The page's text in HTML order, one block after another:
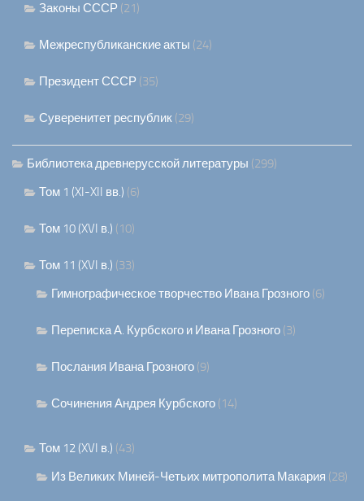
Законы СССР (21)
Межреспубликанские акты (24)
Президент СССР (35)
Суверенитет республик (29)
Библиотека древнерусской литературы (299)
Том 1 (XI-XII вв.) (6)
Том 10 (XVI в.) (10)
Том 11 (XVI в.) (33)
Гимнографическое творчество Ивана Грозного (6)
Переписка А. Курбского и Ивана Грозного (3)
Послания Ивана Грозного (9)
Сочинения Андрея Курбского (14)
Том 12 (XVI в.) (43)
Из Великих Миней-Четьих митрополита Макария (28)